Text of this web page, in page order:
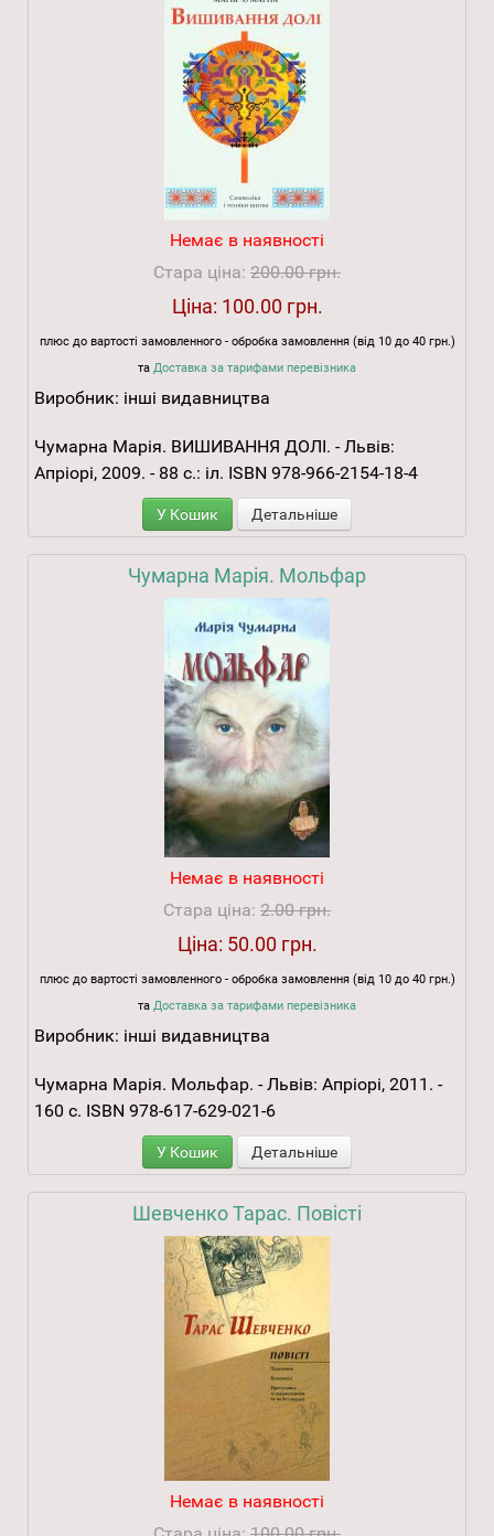
Немає в наявності
Стара ціна: 200.00 грн.
Ціна: 100.00 грн.
плюс до вартості замовленного - обробка замовлення (від 10 до 40 грн.)
та Доставка за тарифами перевізника
Виробник: інші видавництва
Чумарна Марія. ВИШИВАННЯ ДОЛІ. - Львів:
Апріорі, 2009. - 88 с.: іл. ISBN 978-966-2154-18-4
У Кошик Детальніше
Чумарна Марія. Мольфар
Немає в наявності
Стара ціна: 2.00 грн.
Ціна: 50.00 грн.
плюс до вартості замовленного - обробка замовлення (від 10 до 40 грн.)
та Доставка за тарифами перевізника
Виробник: інші видавництва
Чумарна Марія. Мольфар. - Львів: Апріорі, 2011. -
160 с. ISBN 978-617-629-021-6
У Кошик Детальніше
Шевченко Тарас. Повісті
Немає в наявності